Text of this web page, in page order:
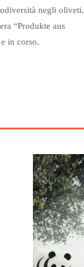
negli oliveti.
“Produkte aus
in corso.